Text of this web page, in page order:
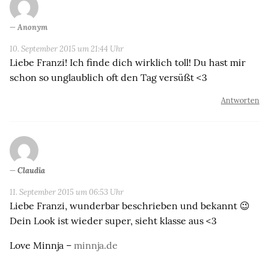
Anonym
10. September 2015 um 21:44 Uhr
Liebe Franzi! Ich finde dich wirklich toll! Du hast mir
schon so unglaublich oft den Tag versüßt <3
Antworten
Claudia
11. September 2015 um 06:53 Uhr
Liebe Franzi, wunderbar beschrieben und bekannt 😉
Dein Look ist wieder super, sieht klasse aus <3
Love Minnja – minnja.de